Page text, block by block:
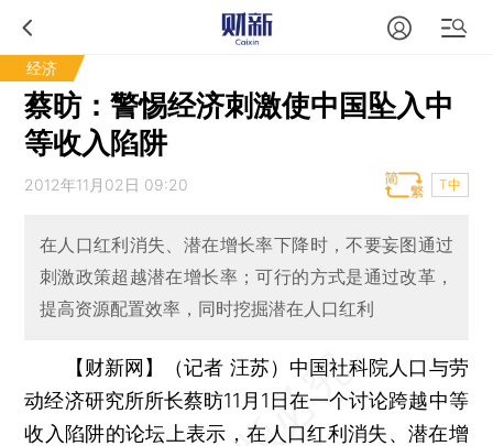
经济
蔡昉：警惕经济刺激使中国坠入中
等收入陷阱
2012年11月02日 09:20 T中
在人口红利消失、潜在增长率下降时，不要妄图通过
刺激政策超越潜在增长率；可行的方式是通过改革，
提高资源配置效率，同时挖掘潜在人口红利
【财新网】（记者 汪苏） 中国社科院人口与劳
动经济研究所所长蔡昉11月1日在一个讨论跨越中等
收入陷阱的论坛上表示，在人口红利消失、潜在增